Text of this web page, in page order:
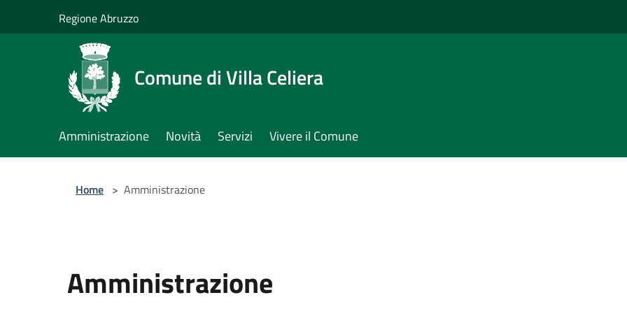
Regione Abruzzo
Comune di Villa Celiera
Amministrazione Novità Servizi Vivere il Comune
Home > Amministrazione
Amministrazione